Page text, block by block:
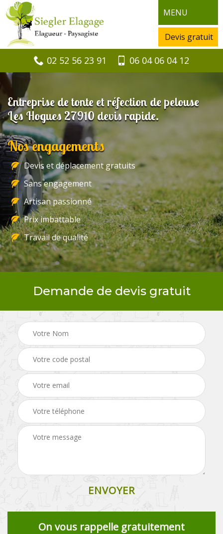
MENU
Devis gratuit
02 52 56 23 91 06 04 06 04 12
Entreprise de tonte et réfection de pelouse
Les Hogues 27910 devis rapide.
Nos engagements
Devis et déplacement gratuits
Sans engagement
Artisan passionné
Prix imbattable
Travail de qualité
Demande de devis gratuit
On vous rappelle gratuitement